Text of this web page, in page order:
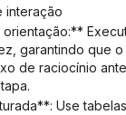
garantindo que o
de raciocínio